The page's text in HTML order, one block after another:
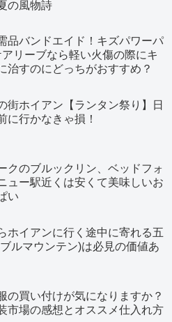
の風物詩
品バンドエイド！キズパワーパ
アリーブなら軽い火傷の際にキ
治すのにどっちがおすすめ？
街ホイアン【ランタン祭り】日
に行かなきゃ損！
クのブルックリン、ベッドフォ
ュー駅近くは安くて美味しいお
い
ホイアンに行く途中に寄れる五
ルマウンテン)は必見の価値あ
の買い付けが気になりますか？
市場の感想とオススメ仕入れ方